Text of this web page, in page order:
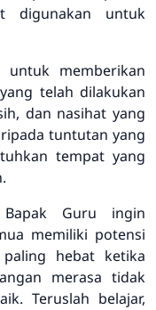
digunakan untuk
memberikan
telah dilakukan
dan nasihat yang
tuntutan yang
tempat yang
Guru ingin
memiliki potensi
hebat ketika
merasa tidak
Teruslah belajar,